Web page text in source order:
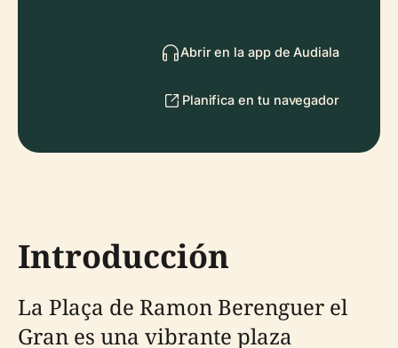
Abrir en la app de Audiala
Planifica en tu navegador
Introducción
La Plaça de Ramon Berenguer el
Gran es una vibrante plaza